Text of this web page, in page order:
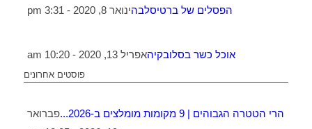
הפסלים של ברטיסלבהינואר 8, 2020 - 3:31 pm
אוכל כשר בסלובקיהאפריל 13, 2020 - 10:20 am
פוסטים אחרונים
הרי הטטרה הגבוהים | 9 מקומות מומלצים ב-2026...
פברואר